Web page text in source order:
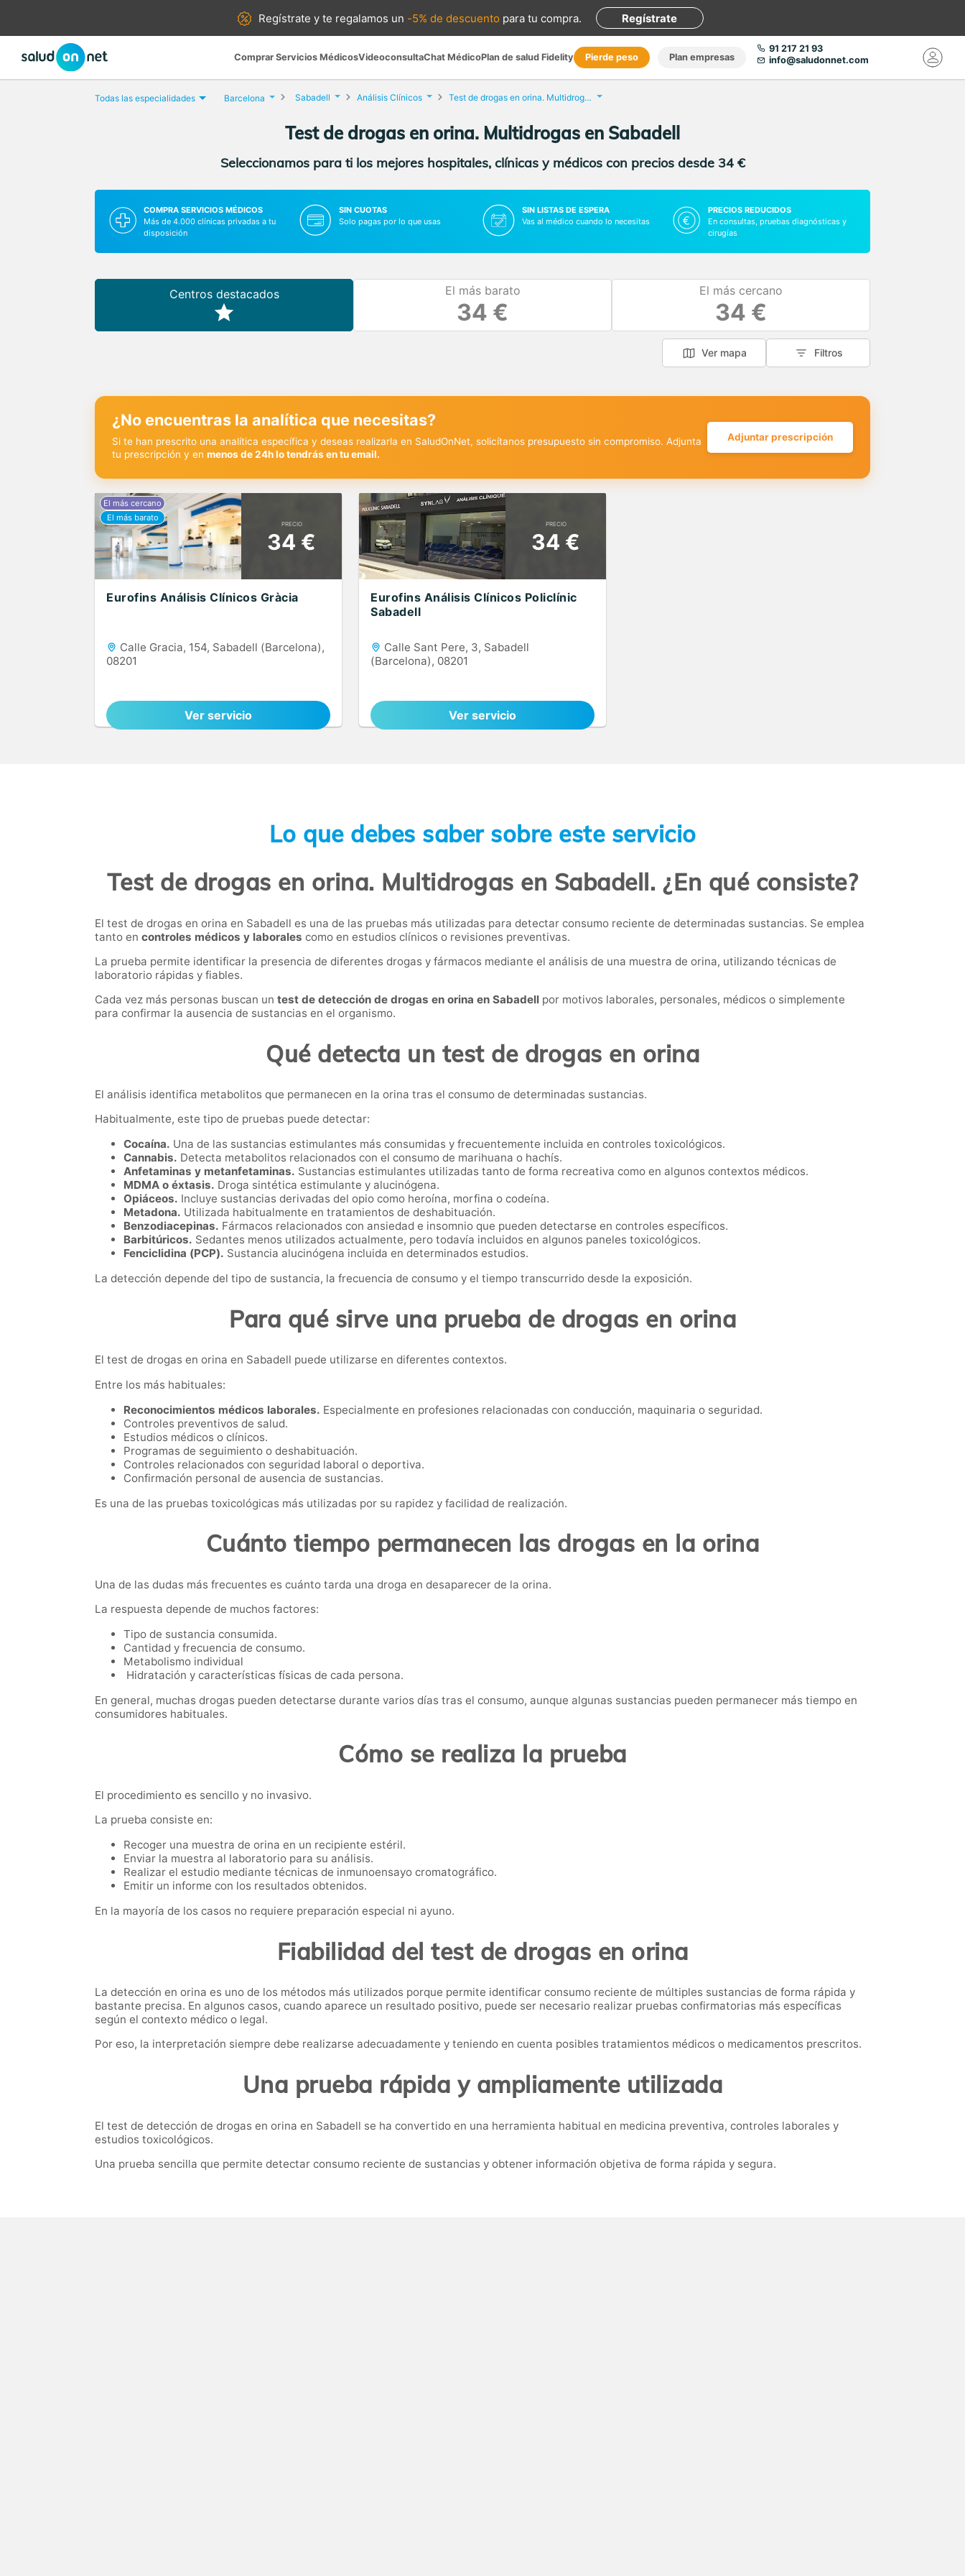
Regístrate yte regalamos un -5% de descuento para tu compra. Regístrate
Comprar Servicios MédicosVideoconsultaChat MédicoPlan de salud Fidelity Pierde peso Plan empresas
91 217 21 93
info@saludonnet.com
Todas las especialidades Barcelona Sabadell Análisis Clínicos Test de drogas en orina. Multidrogas
Test de drogas en orina. Multidrogas en Sabadell
Seleccionamos para ti los mejores hospitales, clínicas y médicos con precios desde 34 €
COMPRA SERVICIOS MÉDICOS
Más de 4.000 clínicas privadas a tu
disposición
SIN CUOTAS
Solo pagas por lo que usas
SIN LISTAS DE ESPERA
Vas al médico cuando lo necesitas
PRECIOS REDUCIDOS
En consultas, pruebas diagnósticas y
cirugías
Centros destacados El más barato
34 €
El más cercano
34 €
Ver mapa Filtros
¿No encuentras la analítica que necesitas?
Si te han prescrito una analítica específica y deseas realizarla en SaludOnNet, solicítanos presupuesto sin compromiso. Adjunta
tu prescripción y en menos de 24h lo tendrás en tu email.
Adjuntar prescripción
PRECIO
34 €
Eurofins Análisis Clínicos Gràcia
Calle Gracia, 154, Sabadell (Barcelona),
08201
Ver servicio
PRECIO
34 €
Eurofins Análisis Clínicos Policlínic
Sabadell
Calle Sant Pere, 3, Sabadell
(Barcelona), 08201
Ver servicio
Lo que debes saber sobre este servicio
Test de drogas en orina. Multidrogas en Sabadell. ¿En qué consiste?
El test de drogas en orina en Sabadell es una de las pruebas más utilizadas para detectar consumo reciente de determinadas sustancias. Se emplea
tanto en controles médicos y laborales como en estudios clínicos o revisiones preventivas.
La prueba permite identificar la presencia de diferentes drogas y fármacos mediante el análisis de una muestra de orina, utilizando técnicas de
laboratorio rápidas y fiables.
Cada vez más personas buscan un test de detección de drogas en orina en Sabadell por motivos laborales, personales, médicos o simplemente
para confirmar la ausencia de sustancias en el organismo.
Qué detecta un test de drogas en orina
El análisis identifica metabolitos que permanecen en la orina tras el consumo de determinadas sustancias.
Habitualmente, este tipo de pruebas puede detectar:
Cocaína. Una de las sustancias estimulantes más consumidas y frecuentemente incluida en controles toxicológicos.
Cannabis. Detecta metabolitos relacionados con el consumo de marihuana o hachís.
Anfetaminas y metanfetaminas. Sustancias estimulantes utilizadas tanto de forma recreativa como en algunos contextos médicos.
MDMA o éxtasis. Droga sintética estimulante y alucinógena.
Opiáceos. Incluye sustancias derivadas del opio como heroína, morfina o codeína.
Metadona. Utilizada habitualmente en tratamientos de deshabituación.
Benzodiacepinas. Fármacos relacionados con ansiedad e insomnio que pueden detectarse en controles específicos.
Barbitúricos. Sedantes menos utilizados actualmente, pero todavía incluidos en algunos paneles toxicológicos.
Fenciclidina (PCP). Sustancia alucinógena incluida en determinados estudios.
La detección depende del tipo de sustancia, la frecuencia de consumo y el tiempo transcurrido desde la exposición.
Para qué sirve una prueba de drogas en orina
El test de drogas en orina en Sabadell puede utilizarse en diferentes contextos.
Entre los más habituales:
Reconocimientos médicos laborales. Especialmente en profesiones relacionadas con conducción, maquinaria o seguridad.
Controles preventivos de salud.
Estudios médicos o clínicos.
Programas de seguimiento o deshabituación.
Controles relacionados con seguridad laboral o deportiva.
Confirmación personal de ausencia de sustancias.
Es una de las pruebas toxicológicas más utilizadas por su rapidez y facilidad de realización.
Cuánto tiempo permanecen las drogas en la orina
Una de las dudas más frecuentes es cuánto tarda una droga en desaparecer de la orina.
La respuesta depende de muchos factores:
Tipo de sustancia consumida.
Cantidad y frecuencia de consumo.
Metabolismo individual
Hidratación y características físicas de cada persona.
En general, muchas drogas pueden detectarse durante varios días tras el consumo, aunque algunas sustancias pueden permanecer más tiempo en
consumidores habituales.
Cómo se realiza la prueba
El procedimiento es sencillo y no invasivo.
La prueba consiste en:
Recoger una muestra de orina en un recipiente estéril.
Enviar la muestra al laboratorio para su análisis.
Realizar el estudio mediante técnicas de inmunoensayo cromatográfico.
Emitir un informe con los resultados obtenidos.
En la mayoría de los casos no requiere preparación especial ni ayuno.
Fiabilidad del test de drogas en orina
La detección en orina es uno de los métodos más utilizados porque permite identificar consumo reciente de múltiples sustancias de forma rápida y
bastante precisa. En algunos casos, cuando aparece un resultado positivo, puede ser necesario realizar pruebas confirmatorias más específicas
según el contexto médico o legal.
Por eso, la interpretación siempre debe realizarse adecuadamente y teniendo en cuenta posibles tratamientos médicos o medicamentos prescritos.
Una prueba rápida y ampliamente utilizada
El test de detección de drogas en orina en Sabadell se ha convertido en una herramienta habitual en medicina preventiva, controles laborales y
estudios toxicológicos.
Una prueba sencilla que permite detectar consumo reciente de sustancias y obtener información objetiva de forma rápida y segura.